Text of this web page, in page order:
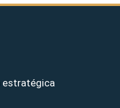
estratégica